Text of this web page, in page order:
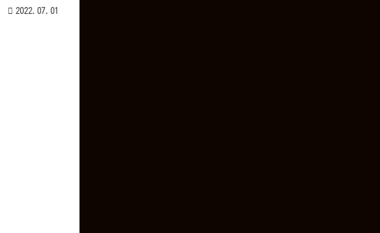
2022.07.01